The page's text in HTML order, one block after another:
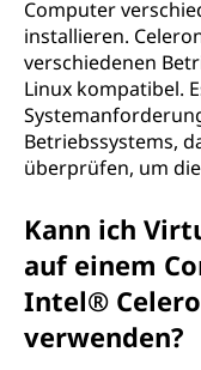
Computer
installieren.
verschiedenen
Linux kompatibel.
Betriebssystems,
überprüfen, um
Kann ich
auf einem
Intel®
verwenden?